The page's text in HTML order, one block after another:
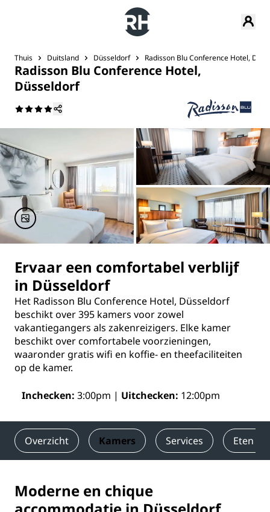
Thuis Duitsland Düsseldorf Radisson Blu Conference Hotel,
Radisson Blu Conference Hotel,
Düsseldorf
Ervaar een comfortabel verblijf
in Düsseldorf
Het Radisson Blu Conference Hotel, Düsseldorf
beschikt over 395 kamers voor zowel
vakantiegangers als zakenreizigers. Elke kamer
beschikt over comfortabele voorzieningen,
waaronder gratis wifi en koffie- en theefaciliteiten
op de kamer.
Inchecken 3:00pm Uitchecken 12:00pm
Overzicht Kamers Services Eten
Moderne en chique